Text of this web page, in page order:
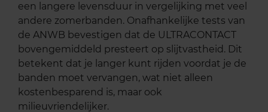
een langere levensduur in vergelijking met veel
andere zomerbanden. Onafhankelijke tests van
de ANWB bevestigen dat de ULTRACONTACT
bovengemiddeld presteert op slijtvastheid. Dit
betekent dat je langer kunt rijden voordat je de
banden moet vervangen, wat niet alleen
kostenbesparend is, maar ook
milieuvriendelijker.